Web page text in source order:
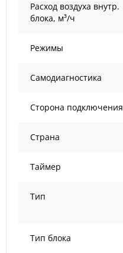
Расход воздуха внутр.
блока, м³/ч
Режимы
Самодиагностика
Сторона подключения
Страна
Таймер
Тип
Тип блока